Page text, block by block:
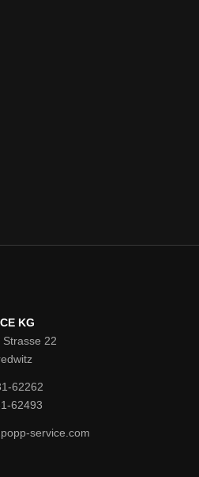
KG
22
62262
62493
service.com